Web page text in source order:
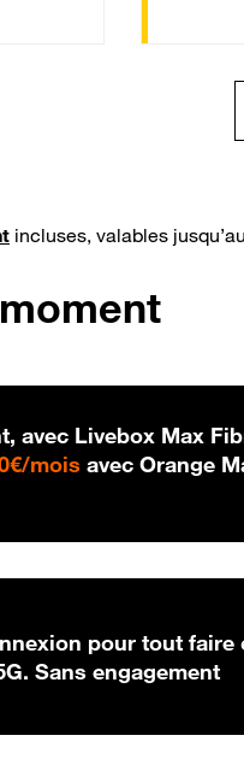
incluses, valables
avec Livebox Max
mois 20 € par mois
avec Orange
pour tout faire
Sans engagement